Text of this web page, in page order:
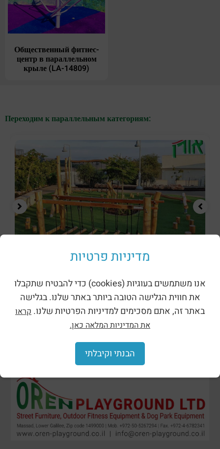
Общественный фитнес-
центр в параллельном
крыле (LA-14809)
Переходим к параллельным категориям:
מתקני נינג’ה רוביניה
מדיניות פרטיות
אנו משתמשים בעוגיות (cookies) כדי להבטיח שתקבלו
את חווית הגלישה הטובה ביותר באתר שלנו. בגלישה
באתר זה, אתם מסכימים למדיניות הפרטיות שלנו. קראו
את המדיניות המלאה כאן.
הבנתי וקיבלתי